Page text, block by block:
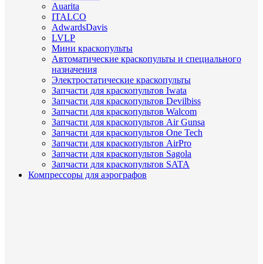
Auarita
ITALCO
AdwardsDavis
LVLP
Мини краскопульты
Автоматические краскопульты и специального
назначения
Электростатические краскопульты
Запчасти для краскопультов Iwata
Запчасти для краскопультов Devilbiss
Запчасти для краскопультов Walcom
Запчасти для краскопультов Air Gunsa
Запчасти для краскопультов One Tech
Запчасти для краскопультов AirPro
Запчасти для краскопультов Sagola
Запчасти для краскопультов SATA
Компрессоры для аэрографов